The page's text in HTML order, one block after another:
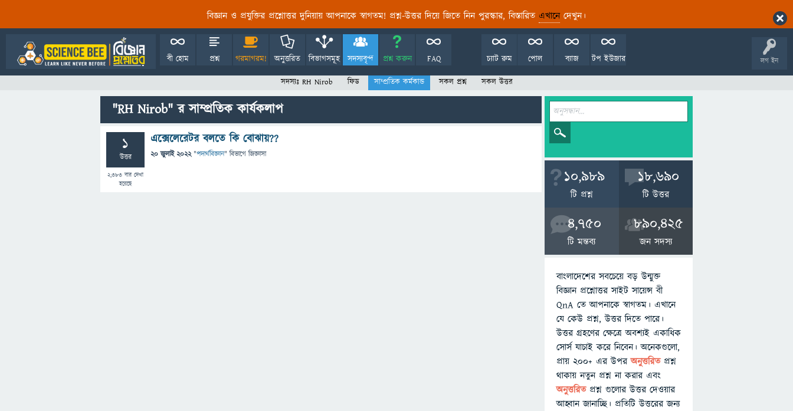
বিজ্ঞান ও প্রযুক্তির প্রশ্নোত্তর দুনিয়ায় আপনাকে স্বাগতম! প্রশ্ন-উত্তর দিয়ে জিতে নিন পুরস্কার, বিস্তারিত এখানেদেখুন।
লগ ইন
বী হোম প্রশ্ন গরমাগরম! অনুত্তরিত বিভাগসমূহ সদস্যবৃন্দ প্রশ্ন করুন FAQ টপ ইউজার
ব্যাজ
পোল
চ্যাট রুম
সদস্যঃ RH Nirob ফিড সাম্প্রতিক কর্মকান্ড সকল প্রশ্ন সকল উত্তর
"RH Nirob" র সাম্প্রতিক কার্যকলাপ
1
উত্তর
2,383 বার দেখা
হয়েছে
এক্সেলেরেটর বলতে কি বোঝায়??
20 জুলাই 2022 "পদার্থবিজ্ঞান" বিভাগে জিজ্ঞাসা
10,989
টি প্রশ্ন
18,690
টি উত্তর
4,750
টি মন্তব্য
890,425
জন সদস্য
বাংলাদেশের সবচেয়ে বড় উন্মুক্ত
বিজ্ঞান প্রশ্নোত্তর সাইট সায়েন্স বী
QnA তে আপনাকে স্বাগতম। এখানে
যে কেউ প্রশ্ন, উত্তর দিতে পারে।
উত্তর গ্রহণের ক্ষেত্রে অবশ্যই একাধিক
সোর্স যাচাই করে নিবেন। অনেকগুলো,
প্রায় ২০০+ এর উপরঅনুত্তরিতপ্রশ্ন
থাকায় নতুন প্রশ্ন না করার এবং
অনুত্তরিত প্রশ্ন গুলোর উত্তর দেওয়ার
আহ্বান জানাচ্ছি। প্রতিটি উত্তরের জন্য